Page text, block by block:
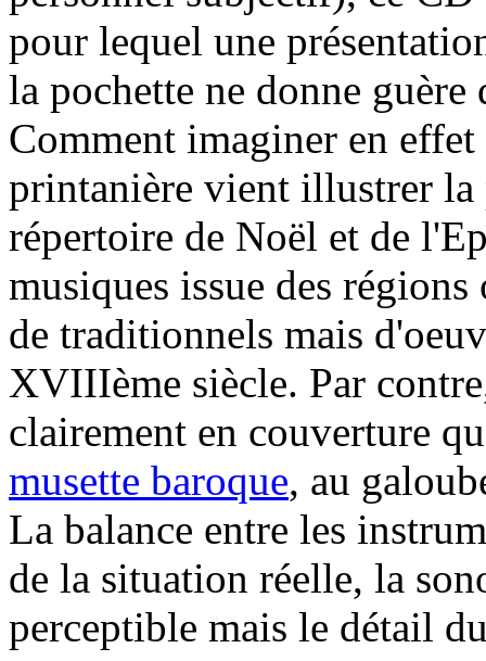
pour lequel une
la pochette ne donne
Comment imaginer en
printanière vient illustrer la
répertoire de Noël et de
musiques issue des
de traditionnels mais
XVIIIème siècle. Par
clairement en couverture
musette baroque, au
La balance entre les
de la situation réelle, la
perceptible mais le détail